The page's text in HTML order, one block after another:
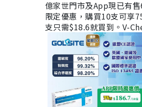
億家世門市及App現已有
限定優惠，購買10支可享
支只需$18.6就買到。V-